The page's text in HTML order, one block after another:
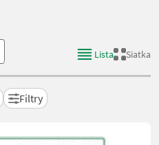
Lista
Siatka
Filtry